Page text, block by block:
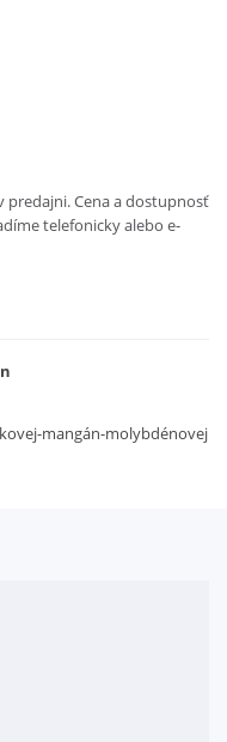
predajni. Cena a dostupnosť
telefonicky alebo e-
mangán-molybdénovej
HQ Tools, spol. s r. o.